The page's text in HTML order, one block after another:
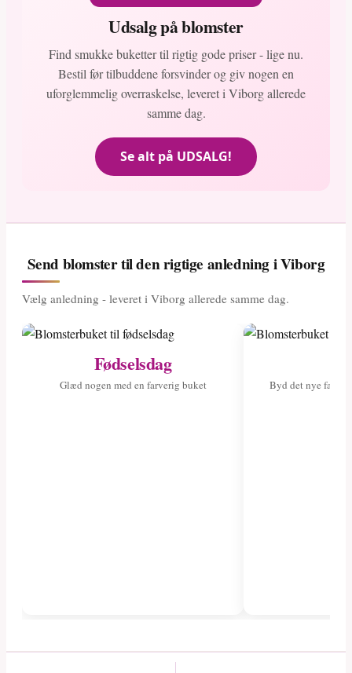
Udsalg på blomster
Find smukke buketter til rigtig gode priser - lige nu.
Bestil før tilbuddene forsvinder og giv nogen en
uforglemmelig overraskelse, leveret i Viborg allerede
samme dag.
Se alt på UDSALG!
Send blomster til den rigtige anledning i Viborg
Vælg anledning - leveret i Viborg allerede samme dag.
Fødselsdag
Glæd nogen med en farverig buket Byd det nye